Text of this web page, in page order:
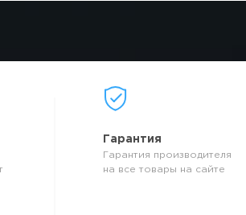
Гарантия
Гарантия производителя
на все товары на сайте